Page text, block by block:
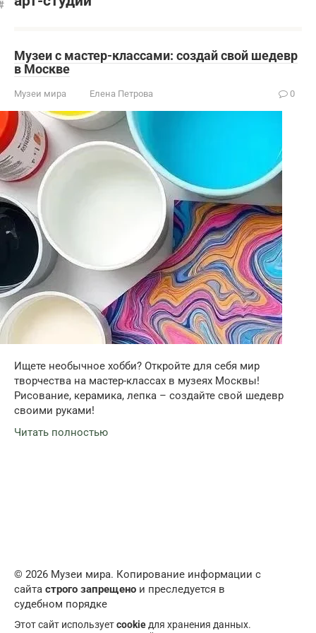
Музеи с мастер-классами: создай свой шедевр
в Москве
Музеи мира Елена Петрова 0
Ищете необычное хобби? Откройте для себя мир
творчества на мастер-классах в музеях Москвы!
Рисование, керамика, лепка – создайте свой шедевр
своими руками!
Читать полностью
© 2026 Музеи мира. Копирование информации с
сайта строго запрещено и преследуется в
судебном порядке
Этот сайт используетcookie для хранения данных.